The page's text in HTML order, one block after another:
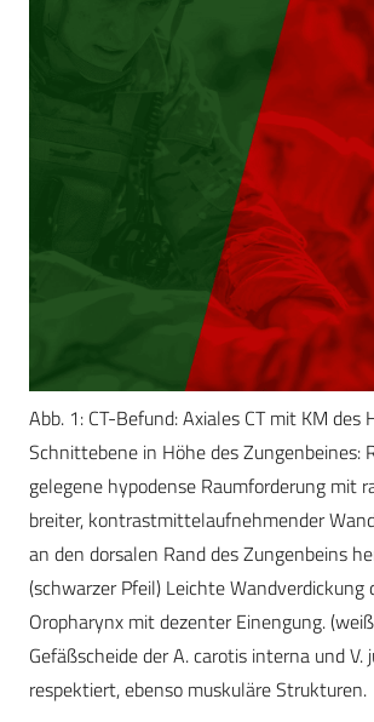
Abb. 1: CT-Befund: Axiales CT mit KM des
Schnittebene in Höhe des Zungenbeines:
gelegene hypodense Raumforderung mit
breiter, kontrastmittelaufnehmender
an den dorsalen Rand des Zungenbeins
(schwarzer Pfeil) Leichte Wandverdickung
Oropharynx mit dezenter Einengung.
Gefäßscheide der A. carotis interna und V.
respektiert, ebenso muskuläre Strukturen.